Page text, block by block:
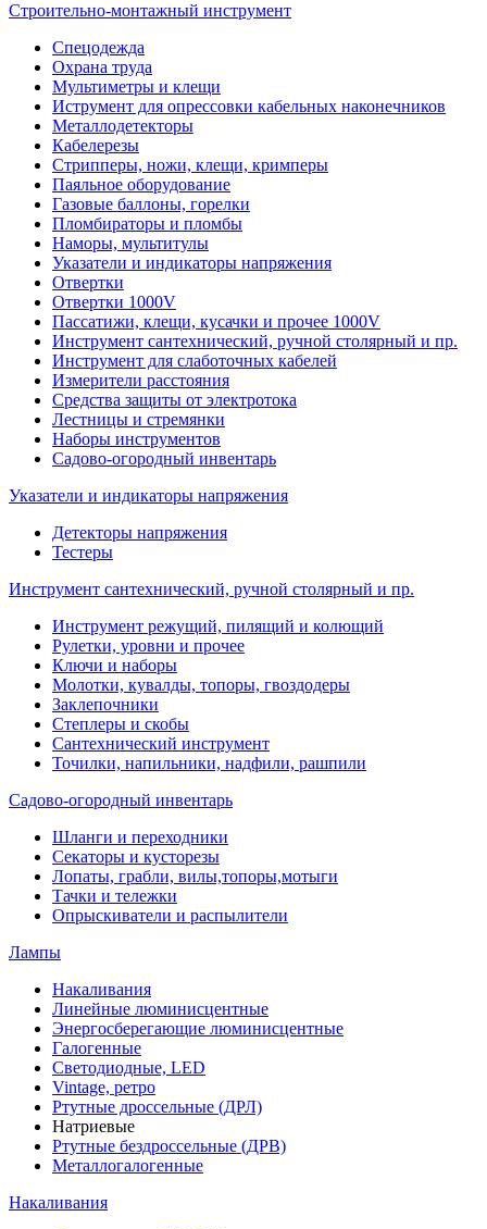
Строительно-монтажный инструмент
Спецодежда
Охрана труда
Мультиметры и клещи
Иструмент для опрессовки кабельных наконечников
Металлодетекторы
Кабелерезы
Стрипперы, ножи, клещи, кримперы
Паяльное оборудование
Газовые баллоны, горелки
Пломбираторы и пломбы
Наморы, мультитулы
Указатели и индикаторы напряжения
Отвертки
Отвертки 1000V
Пассатижи, клещи, кусачки и прочее 1000V
Инструмент сантехнический, ручной столярный и пр.
Инструмент для слаботочных кабелей
Измерители расстояния
Средства защиты от электротока
Лестницы и стремянки
Наборы инструментов
Садово-огородный инвентарь
Указатели и индикаторы напряжения
Детекторы напряжения
Тестеры
Инструмент сантехнический, ручной столярный и пр.
Инструмент режущий, пилящий и колющий
Рулетки, уровни и прочее
Ключи и наборы
Молотки, кувалды, топоры, гвоздодеры
Заклепочники
Степлеры и скобы
Сантехнический инструмент
Точилки, напильники, надфили, рашпили
Садово-огородный инвентарь
Шланги и переходники
Секаторы и кусторезы
Лопаты, грабли, вилы,топоры,мотыги
Тачки и тележки
Опрыскиватели и распылители
Лампы
Накаливания
Линейные люминисцентные
Энергосберегающие люминисцентные
Галогенные
Светодиодные, LED
Vintage, ретро
Ртутные дроссельные (ДРЛ)
Натриевые
Ртутные бездроссельные (ДРВ)
Металлогалогенные
Накаливания